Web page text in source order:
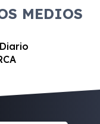
MEDIOS